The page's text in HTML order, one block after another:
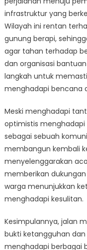
infrastruktur yang
Wilayah ini rentan
gunung berapi,
agar tahan terhadap
dan organisasi
langkah untuk
menghadapi bencana
Meski menghadapi
optimistis menghadapi
sebagai sebuah
membangun kembali
menyelenggarakan
memberikan
warga menunjukkan
menghadapi kesulitan.
Kesimpulannya, jalan
bukti ketangguhan
menghadapi berbagai